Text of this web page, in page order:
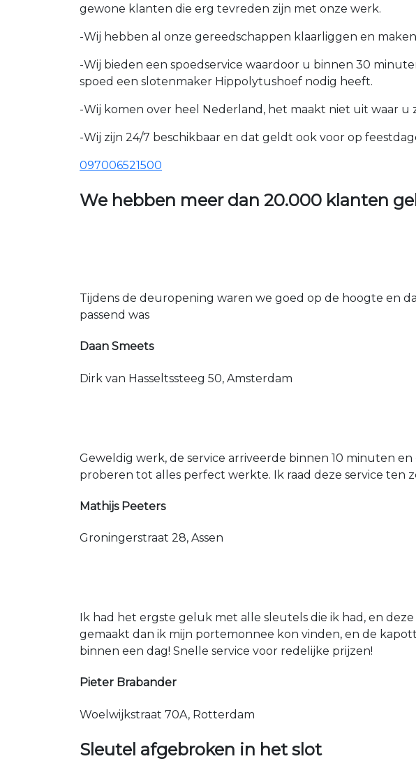
gewone klanten die erg tevreden zijn met onze werk.
-Wij hebben al onze gereedschappen klaarliggen en
-Wij bieden een spoedservice waardoor u binnen 30
spoed een slotenmaker Hippolytushoef nodig heeft.
-Wij komen over heel Nederland, het maakt niet uit waar u
-Wij zijn 24/7 beschikbaar en dat geldt ook voor op
097006521500
We hebben meer dan 20.000 klanten
Tijdens de deuropening waren we goed op de hoogte en
passend was
Daan Smeets
Dirk van Hasseltssteeg 50, Amsterdam
Geweldig werk, de service arriveerde binnen 10 minuten
proberen tot alles perfect werkte. Ik raad deze service ten
Mathijs Peeters
Groningerstraat 28, Assen
Ik had het ergste geluk met alle sleutels die ik had, en
gemaakt dan ik mijn portemonnee kon vinden, en de
binnen een dag! Snelle service voor redelijke prijzen!
Pieter Brabander
Woelwijkstraat 70A, Rotterdam
Sleutel afgebroken in het slot